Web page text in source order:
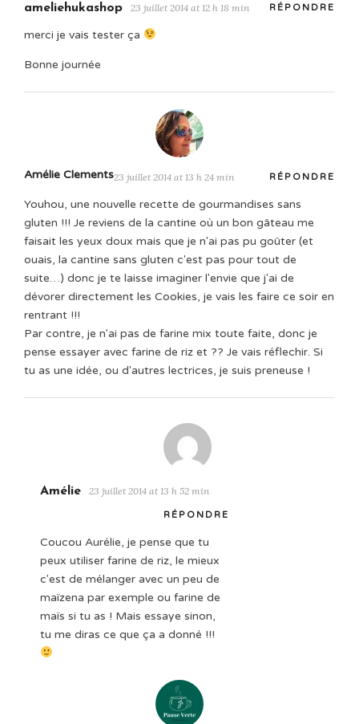
ameliehukashop 23 juillet 2014 at 12 h 18 min RÉPONDRE
merci je vais tester ça
Bonne journée
Amélie Clements23 juillet 2014 at 13 h 24 min RÉPONDRE
Youhou, une nouvelle recette de gourmandises sans
gluten !!! Je reviens de la cantine où un bon gâteau me
faisait les yeux doux mais que je n'ai pas pu goûter (et
ouais, la cantine sans gluten c'est pas pour tout de
suite…) donc je te laisse imaginer l'envie que j'ai de
dévorer directement les Cookies, je vais les faire ce soir en
rentrant !!!
Par contre, je n'ai pas de farine mix toute faite, donc je
pense essayer avec farine de riz et ?? Je vais réflechir. Si
tu as une idée, ou d'autres lectrices, je suis preneuse !
Amélie 23 juillet 2014 at 13 h 52 min
RÉPONDRE
Coucou Aurélie, je pense que tu
peux utiliser farine de riz, le mieux
c'est de mélanger avec un peu de
maïzena par exemple ou farine de
maïs si tu as ! Mais essaye sinon,
tu me diras ce que ça a donné !!!